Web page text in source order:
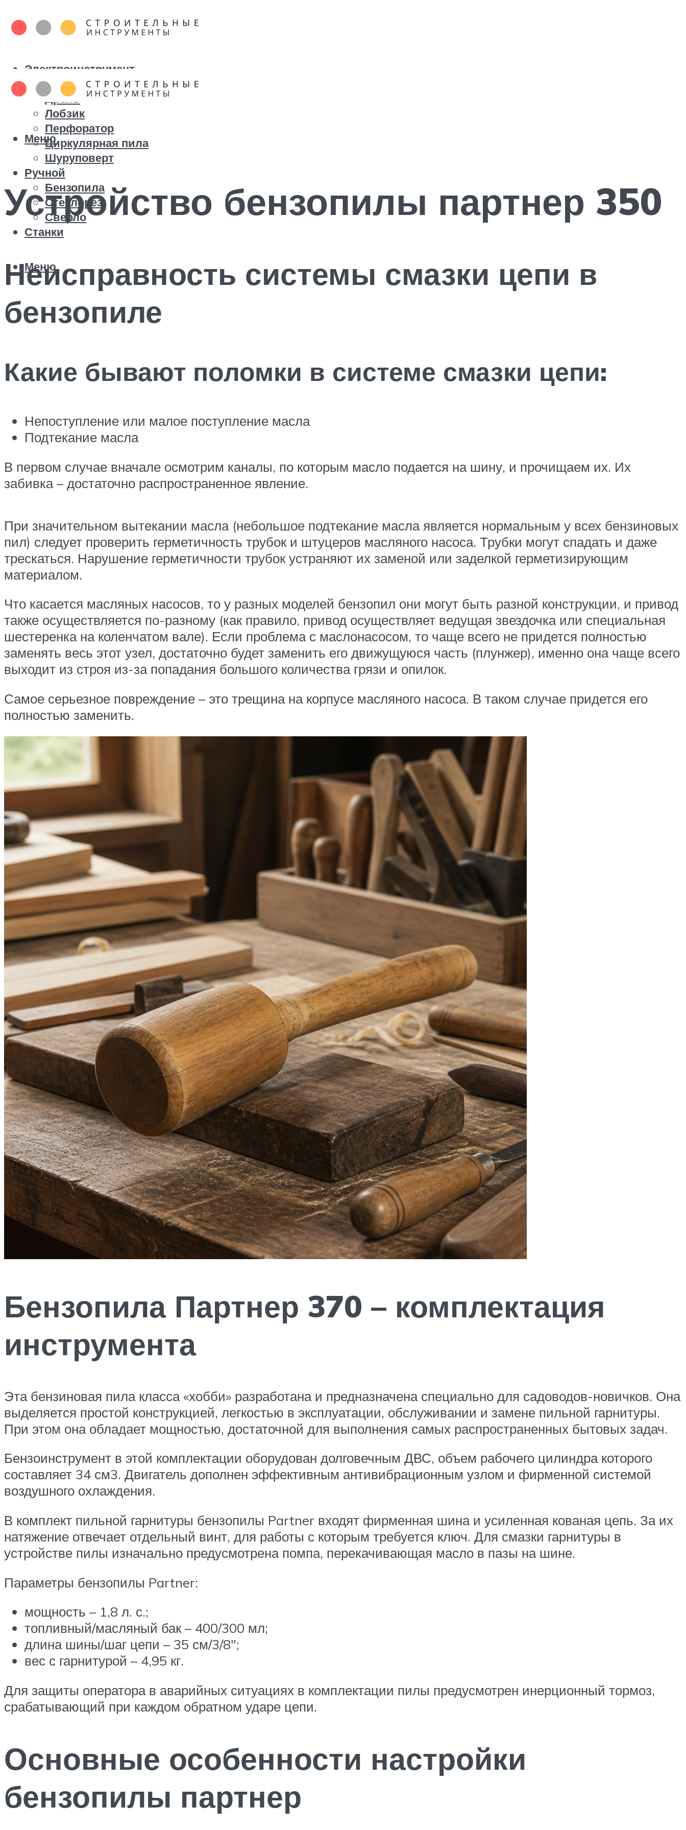
Электроинструмент
Болгарка
Дрель
Лобзик
Перфоратор
Циркулярная пила
Шуруповерт
Ручной
Бензопила
Стеклорез
Сверло
Станки
Меню
Меню
Устройство бензопилы партнер 350
Неисправность системы смазки цепи в
бензопиле
Какие бывают поломки в системе смазки цепи:
Непоступление или малое поступление масла
Подтекание масла
В первом случае вначале осмотрим каналы, по которым масло подается на шину, и прочищаем их. Их
забивка – достаточно распространенное явление.
При значительном вытекании масла (небольшое подтекание масла является нормальным у всех бензиновых
пил) следует проверить герметичность трубок и штуцеров масляного насоса. Трубки могут спадать и даже
трескаться. Нарушение герметичности трубок устраняют их заменой или заделкой герметизирующим
материалом.
Что касается масляных насосов, то у разных моделей бензопил они могут быть разной конструкции, и привод
также осуществляется по-разному (как правило, привод осуществляет ведущая звездочка или специальная
шестеренка на коленчатом вале). Если проблема с маслонасосом, то чаще всего не придется полностью
заменять весь этот узел, достаточно будет заменить его движущуюся часть (плунжер), именно она чаще всего
выходит из строя из-за попадания большого количества грязи и опилок.
Самое серьезное повреждение – это трещина на корпусе масляного насоса. В таком случае придется его
полностью заменить.
Бензопила Партнер 370 – комплектация
инструмента
Эта бензиновая пила класса «хобби» разработана и предназначена специально для садоводов-новичков. Она
выделяется простой конструкцией, легкостью в эксплуатации, обслуживании и замене пильной гарнитуры.
При этом она обладает мощностью, достаточной для выполнения самых распространенных бытовых задач.
Бензоинструмент в этой комплектации оборудован долговечным ДВС, объем рабочего цилиндра которого
составляет 34 см3. Двигатель дополнен эффективным антивибрационным узлом и фирменной системой
воздушного охлаждения.
В комплект пильной гарнитуры бензопилы Partner входят фирменная шина и усиленная кованая цепь. За их
натяжение отвечает отдельный винт, для работы с которым требуется ключ. Для смазки гарнитуры в
устройстве пилы изначально предусмотрена помпа, перекачивающая масло в пазы на шине.
Параметры бензопилы Partner:
мощность – 1,8 л. с.;
топливный/масляный бак – 400/300 мл;
длина шины/шаг цепи – 35 см/3/8″;
вес с гарнитурой – 4,95 кг.
Для защиты оператора в аварийных ситуациях в комплектации пилы предусмотрен инерционный тормоз,
срабатывающий при каждом обратном ударе цепи.
Основные особенности настройки
бензопилы партнер